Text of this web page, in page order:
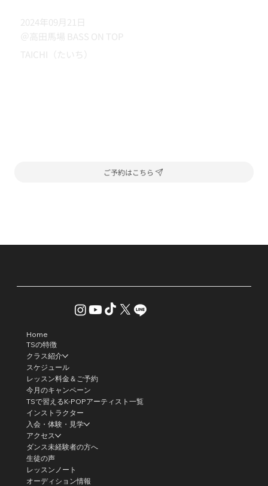
2024年09月21日
＠高田馬場 BASS ON TOP
TAICHI（たいち）
ご予約はこちら
Home
TSの特徴
クラス紹介
スケジュール
レッスン料金＆ご予約
今月のキャンペーン
TSで習えるK-POPアーティスト一覧
インストラクター
入会・体験・見学
アクセス
ダンス未経験者の方へ
生徒の声
レッスンノート
オーディション情報